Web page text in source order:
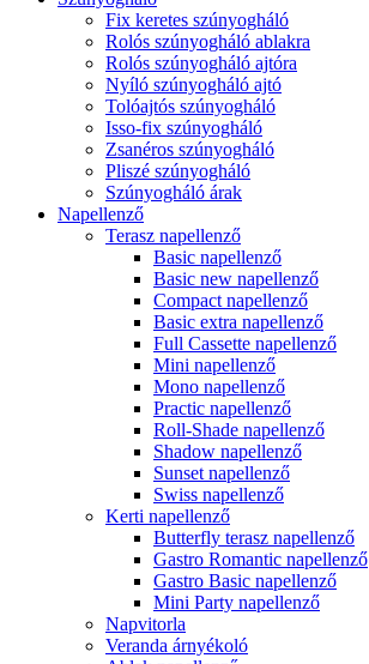
Fix keretes szúnyogháló
Rolós szúnyogháló ablakra
Rolós szúnyogháló ajtóra
Nyíló szúnyogháló ajtó
Tolóajtós szúnyogháló
Isso-fix szúnyogháló
Zsanéros szúnyogháló
Pliszé szúnyogháló
Szúnyogháló árak
Napellenző
Terasz napellenző
Basic napellenző
Basic new napellenző
Compact napellenző
Basic extra napellenző
Full Cassette napellenző
Mini napellenző
Mono napellenző
Practic napellenző
Roll-Shade napellenző
Shadow napellenző
Sunset napellenző
Swiss napellenző
Kerti napellenző
Butterfly terasz napellenző
Gastro Romantic napellenző
Gastro Basic napellenző
Mini Party napellenző
Napvitorla
Veranda árnyékoló